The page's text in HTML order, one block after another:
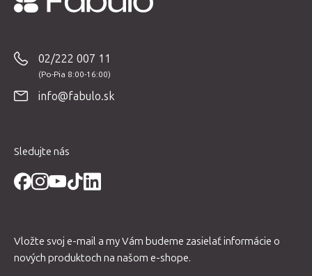
02/222 007 11
info@fabulo.sk
Sledujte nás
Vložte svoj e-mail a my Vám budeme zasielať informácie o
nových produktoch na našom e-shope.